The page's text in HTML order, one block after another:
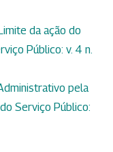
da ação do
Público: v. 4 n.
pela
Serviço Público: